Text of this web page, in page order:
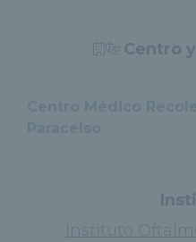
Centro
Instituto